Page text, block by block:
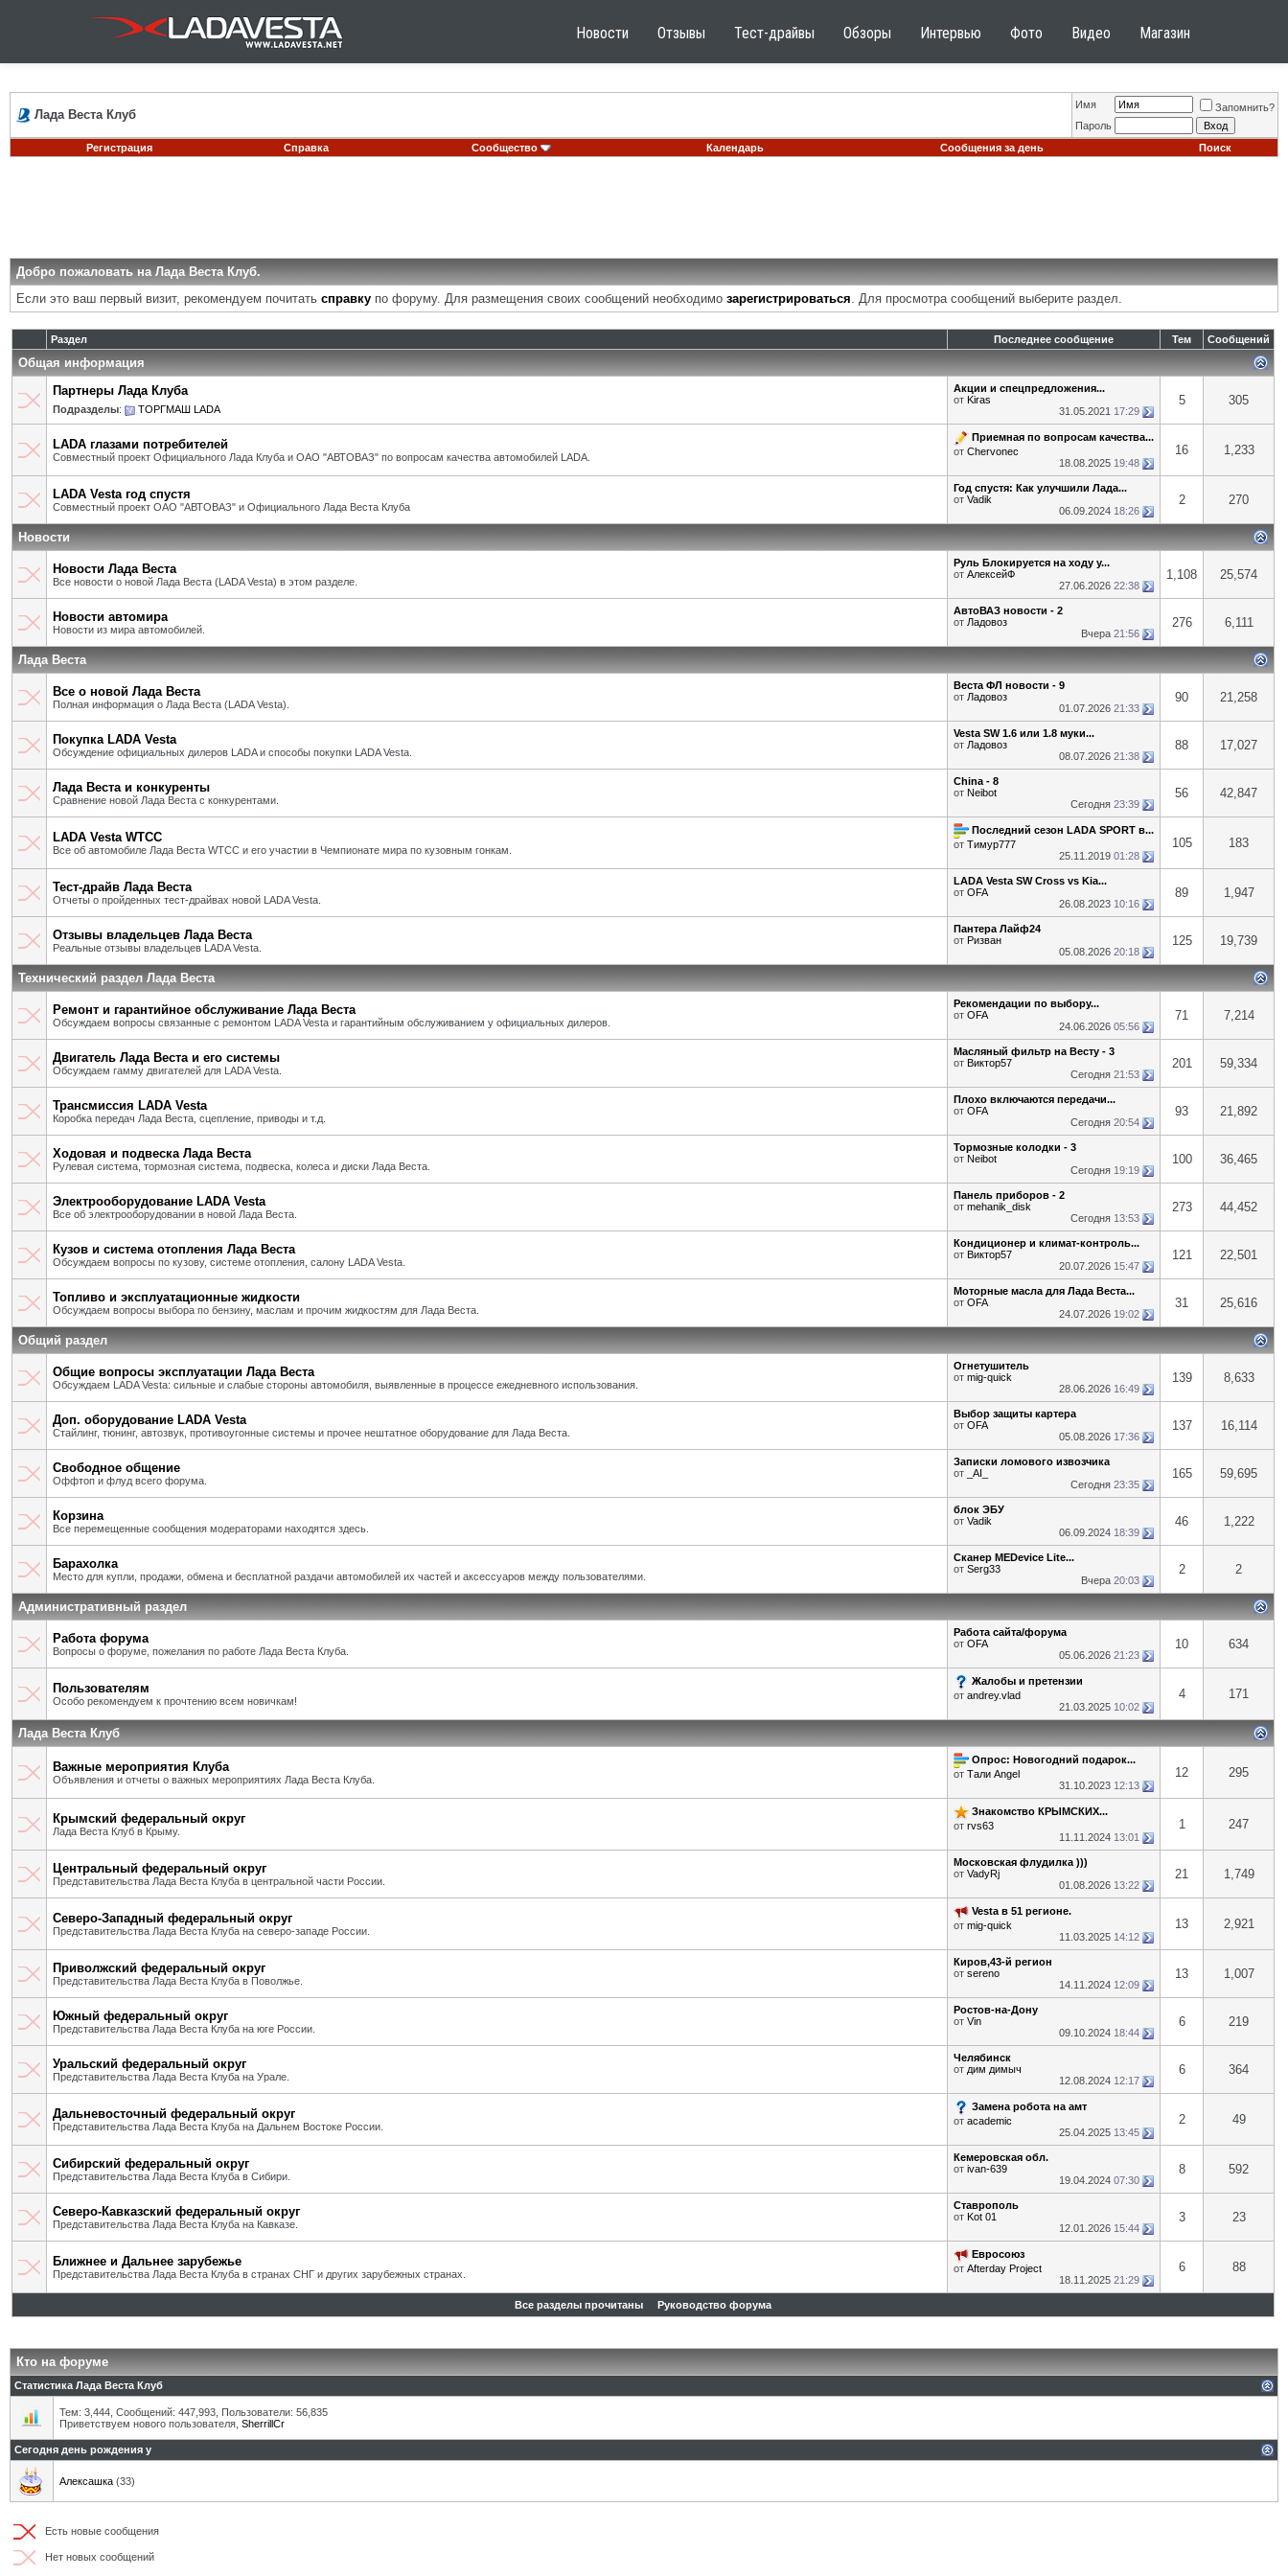
Новости Отзывы Тест-драйвы Обзоры Интервью Фото Видео Магазин
Лада Веста Клуб
Имя
Запомнить?
Пароль
Регистрация
Справка Сообщество Календарь Сообщения за день Поиск
Добро пожаловать на Лада Веста Клуб.
Если это ваш первый визит, рекомендуем почитать справку по форуму. Для размещения своих сообщений необходимо зарегистрироваться. Для просмотра сообщений выберите раздел.
Раздел Последнее сообщение Тем Сообщений
Общая информация
Партнеры Лада Клуба
Подразделы: ТОРГМАШ LADA
Акции и спецпредложения...
от Kiras
31.05.2021 17:29
5 305
LADA глазами потребителей
Совместный проект Официального Лада Клуба и ОАО "АВТОВАЗ" по вопросам качества автомобилей LADA.
Приемная по вопросам качества...
от Chervonec
18.08.2025 19:48
16 1,233
LADA Vesta год спустя
Совместный проект ОАО "АВТОВАЗ" и Официального Лада Веста Клуба
Год спустя: Как улучшили Лада...
от Vadik
06.09.2024 18:26
2 270
Новости
Новости Лада Веста
Все новости о новой Лада Веста (LADA Vesta) в этом разделе.
Руль Блокируется на ходу у...
от АлексейФ
27.06.2026 22:38
1,108 25,574
Новости автомира
Новости из мира автомобилей.
АвтоВАЗ новости - 2
от Ладовоз
Вчера 21:56
276 6,111
Лада Веста
Все о новой Лада Веста
Полная информация о Лада Веста (LADA Vesta).
Веста ФЛ новости - 9
от Ладовоз
01.07.2026 21:33
90 21,258
Покупка LADA Vesta
Обсуждение официальных дилеров LADA и способы покупки LADA Vesta.
Vesta SW 1.6 или 1.8 муки...
от Ладовоз
08.07.2026 21:38
88 17,027
Лада Веста и конкуренты
Сравнение новой Лада Веста с конкурентами.
China - 8
от Neibot
Сегодня 23:39
56 42,847
LADA Vesta WTCC
Все об автомобиле Лада Веста WTCC и его участии в Чемпионате мира по кузовным гонкам.
Последний сезон LADA SPORT в...
от Тимур777
25.11.2019 01:28
105 183
Тест-драйв Лада Веста
Отчеты о пройденных тест-драйвах новой LADA Vesta.
LADA Vesta SW Cross vs Kia...
от OFA
26.08.2023 10:16
89 1,947
Отзывы владельцев Лада Веста
Реальные отзывы владельцев LADA Vesta.
Пантера Лайф24
от Ризван
05.08.2026 20:18
125 19,739
Технический раздел Лада Веста
Ремонт и гарантийное обслуживание Лада Веста
Обсуждаем вопросы связанные с ремонтом LADA Vesta и гарантийным обслуживанием у официальных дилеров.
Рекомендации по выбору...
от OFA
24.06.2026 05:56
71 7,214
Двигатель Лада Веста и его системы
Обсуждаем гамму двигателей для LADA Vesta.
Масляный фильтр на Весту - 3
от Виктор57
Сегодня 21:53
201 59,334
Трансмиссия LADA Vesta
Коробка передач Лада Веста, сцепление, приводы и т.д.
Плохо включаются передачи...
от OFA
Сегодня 20:54
93 21,892
Ходовая и подвеска Лада Веста
Рулевая система, тормозная система, подвеска, колеса и диски Лада Веста.
Тормозные колодки - 3
от Neibot
Сегодня 19:19
100 36,465
Электрооборудование LADA Vesta
Все об электрооборудовании в новой Лада Веста.
Панель приборов - 2
от mehanik_disk
Сегодня 13:53
273 44,452
Кузов и система отопления Лада Веста
Обсуждаем вопросы по кузову, системе отопления, салону LADA Vesta.
Кондиционер и климат-контроль...
от Виктор57
20.07.2026 15:47
121 22,501
Топливо и эксплуатационные жидкости
Обсуждаем вопросы выбора по бензину, маслам и прочим жидкостям для Лада Веста.
Моторные масла для Лада Веста...
от OFA
24.07.2026 19:02
31 25,616
Общий раздел
Общие вопросы эксплуатации Лада Веста
Обсуждаем LADA Vesta: сильные и слабые стороны автомобиля, выявленные в процессе ежедневного использования.
Огнетушитель
от mig-quick
28.06.2026 16:49
139 8,633
Доп. оборудование LADA Vesta
Стайлинг, тюнинг, автозвук, противоугонные системы и прочее нештатное оборудование для Лада Веста.
Выбор защиты картера
от OFA
05.08.2026 17:36
137 16,114
Свободное общение
Оффтоп и флуд всего форума.
Записки ломового извозчика
от
_AI_
Сегодня 23:35
165 59,695
Корзина
Все перемещенные сообщения модераторами находятся здесь.
блок ЭБУ
от Vadik
06.09.2024 18:39
46 1,222
Барахолка
Место для купли, продажи, обмена и бесплатной раздачи автомобилей их частей и аксессуаров между пользователями.
Сканер MEDevice Lite...
от Serg33
Вчера 20:03
2 2
Административный раздел
Работа форума
Вопросы о форуме, пожелания по работе Лада Веста Клуба.
Работа сайта/форума
от OFA
05.06.2026 21:23
10 634
Пользователям
Особо рекомендуем к прочтению всем новичкам!
Жалобы и претензии
от andrey.vlad
21.03.2025 10:02
4 171
Лада Веста Клуб
Важные мероприятия Клуба
Объявления и отчеты о важных мероприятиях Лада Веста Клуба.
Опрос: Новогодний подарок...
от Тали Angel
31.10.2023 12:13
12 295
Крымский федеральный округ
Лада Веста Клуб в Крыму.
Знакомство КРЫМСКИХ...
от rvs63
11.11.2024 13:01
1 247
Центральный федеральный округ
Представительства Лада Веста Клуба в центральной части России.
Московская флудилка )))
от VadyRj
01.08.2026 13:22
21 1,749
Северо-Западный федеральный округ
Представительства Лада Веста Клуба на северо-западе России.
Vesta в 51 регионе.
от mig-quick
11.03.2025 14:12
13 2,921
Приволжский федеральный округ
Представительства Лада Веста Клуба в Поволжье.
Киров,43-й регион
от sereno
14.11.2024 12:09
13 1,007
Южный федеральный округ
Представительства Лада Веста Клуба на юге России.
Ростов-на-Дону
от Vin
09.10.2024 18:44
6 219
Уральский федеральный округ
Представительства Лада Веста Клуба на Урале.
Челябинск
от дим димыч
12.08.2024 12:17
6 364
Дальневосточный федеральный округ
Представительства Лада Веста Клуба на Дальнем Востоке России.
Замена робота на амт
от academic
25.04.2025 13:45
2 49
Сибирский федеральный округ
Представительства Лада Веста Клуба в Сибири.
Кемеровская обл.
от ivan-639
19.04.2024 07:30
8 592
Северо-Кавказский федеральный округ
Представительства Лада Веста Клуба на Кавказе.
Ставрополь
от Kot 01
12.01.2026 15:44
3 23
Ближнее и Дальнее зарубежье
Представительства Лада Веста Клуба в странах СНГ и других зарубежных странах.
Евросоюз
от Afterday Project
18.11.2025 21:29
6 88
Все разделы прочитаны Руководство форума
Кто на форуме
Статистика Лада Веста Клуб
Тем: 3,444, Сообщений: 447,993, Пользователи: 56,835
Приветствуем нового пользователя, SherrillCr
Сегодня день рождения у
Алексашка (33)
Есть новые сообщения
Нет новых сообщений